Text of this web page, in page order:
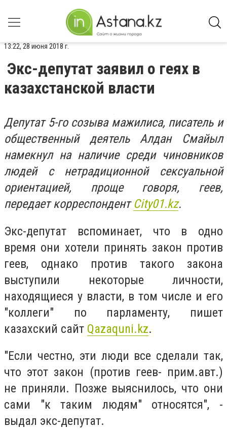
13:22, 28 июня 2018 г.
Экс-депутат заявил о геях в
казахстанской власти
Депутат 5-го созыва мажилиса, писатель и
общественный деятель Алдан Смайыл
намекнул на наличие среди чиновников
людей с нетрадиционной сексуальной
ориентацией, проще говоря, геев,
передает корреспондентСity01.kz.
Экс-депутат вспоминает, что в одно
время они хотели принять закон против
геев, однако против такого закона
выступили некоторые личности,
находящиеся у власти, в том числе и его
"коллеги" по парламенту, пишет
казахский сайт Qazaquni.kz.
"Если честно, эти люди все сделали так,
что этот закон (против геев- прим.авт.)
не приняли. Позже выяснилось, что они
сами "к таким людям" относятся", -
выдал экс-депутат.